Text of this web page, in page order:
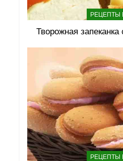
РЕЦЕПТЫ
Творожная
РЕЦЕПТЫ